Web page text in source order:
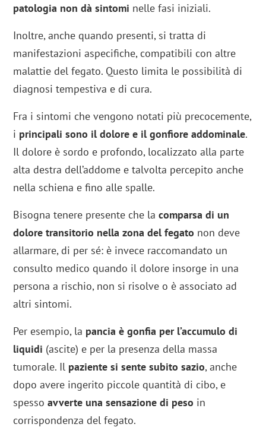
patologia non dà sintomi nelle fasi iniziali.
Inoltre, anche quando presenti, si tratta di
manifestazioni aspecifiche, compatibili con altre
malattie del fegato. Questo limita le possibilità di
diagnosi tempestiva e di cura.
Fra i sintomi che vengono notati più precocemente,
i principali sono il dolore e il gonfiore addominale.
Il dolore è sordo e profondo, localizzato alla parte
alta destra dell’addome e talvolta percepito anche
nella schiena e fino alle spalle.
Bisogna tenere presente che lacomparsa di un
dolore transitorio nella zona del fegato non deve
allarmare, di per sé: è invece raccomandato un
consulto medico quando il dolore insorge in una
persona a rischio, non si risolve o è associato ad
altri sintomi.
Per esempio, la pancia è gonfia per l’accumulo di
liquidi (ascite) e per la presenza della massa
tumorale. Il paziente si sente subito sazio, anche
dopo avere ingerito piccole quantità di cibo, e
spessoavverte una sensazione di peso in
corrispondenza del fegato.